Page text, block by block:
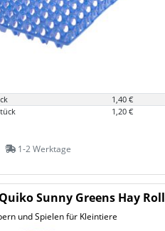
1,40 €
1,20 €
1-2 Werktage
Sunny Greens Hay Roll
und Spielen für Kleintiere